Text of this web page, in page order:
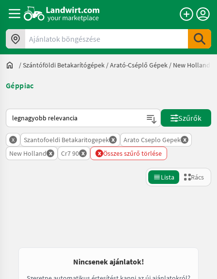
Ajánlatok böngészése
/Szántóföldi Betakarítógépek /Arató-Cséplő Gépek / New Holland
Géppiac
Így van sorba rendezve a Landwirt.com-on
Szűrők
x Szantofoeldi Betakaritogepek x Arato Cseplo Gepek x
New Holland x Cr7 90 x x Összes szűrő törlése
Lista Rács
Nincsenek ajánlatok!